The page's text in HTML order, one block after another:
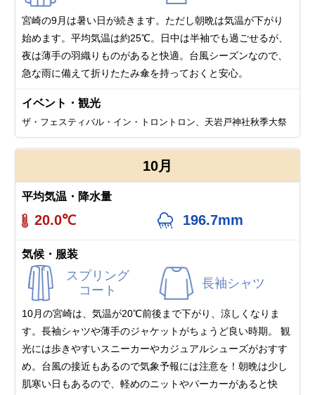
宮崎の9月は暑い日が続きます。ただし朝晩は気温が下がり
始めます。平均気温は約25℃。日中は半袖でも過ごせるが、
夜は薄手の羽織りものがあると快適。台風シーズンなので、
急な雨に備えて折りたたみ傘を持っておくと安心。
イベント・観光
ザ・フェスティバル・イン・トロントロン、天岩戸神社秋季大祭
10月
平均気温・降水量
20.0℃ 196.7mm
気候・服装
スプリング
コート
長袖シャツ
10月の宮崎は、気温が20℃前後まで下がり、涼しくなりま
す。長袖シャツや薄手のジャケットがちょうど良い時期。 観
光には歩きやすいスニーカーやカジュアルシューズがおすす
め。台風の接近もあるので気象予報には注意を！朝晩は少し
肌寒い日もあるので、軽めのニットやパーカーがあると快